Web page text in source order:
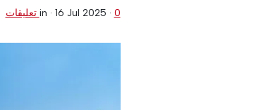
in · 16 Jul 2025 · 0 تعليقات